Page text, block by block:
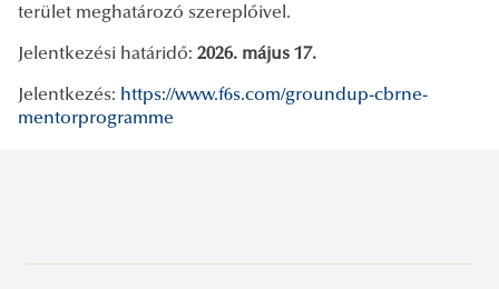
terület meghatározó szereplőivel.
Jelentkezési határidő: 2026. május 17.
Jelentkezés: https://www.f6s.com/groundup-cbrne-
mentorprogramme